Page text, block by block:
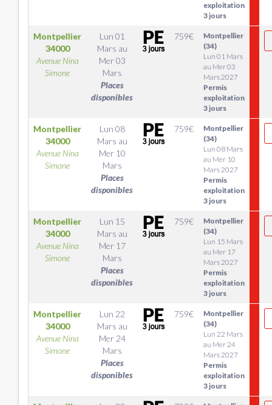
exploitation
3 jours
Montpellier
34000
Avenue Nina
Simone
Lun 01
Mars au
Mer 03
Mars
Places
disponibles
759€
Montpellier
(34)
Lun 01 Mars
au Mer 03
Mars 2027
Permis
exploitation
3 jours
Montpellier
34000
Avenue Nina
Simone
Lun 08
Mars au
Mer 10
Mars
Places
disponibles
759€
Montpellier
(34)
Lun 08 Mars
au Mer 10
Mars 2027
Permis
exploitation
3 jours
Montpellier
34000
Avenue Nina
Simone
Lun 15
Mars au
Mer 17
Mars
Places
disponibles
759€
Montpellier
(34)
Lun 15 Mars
au Mer 17
Mars 2027
Permis
exploitation
3 jours
Montpellier
34000
Avenue Nina
Simone
Lun 22
Mars au
Mer 24
Mars
Places
disponibles
759€
Montpellier
(34)
Lun 22 Mars
au Mer 24
Mars 2027
Permis
exploitation
3 jours